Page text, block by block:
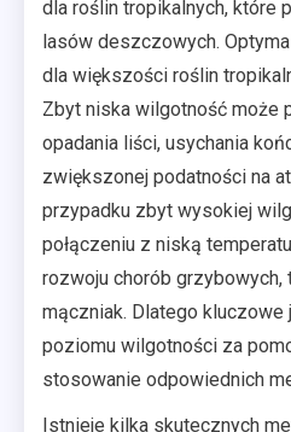
dla roślin tropikalnych, które
lasów deszczowych.
dla większości roślin
Zbyt niska wilgotność może
opadania liści, usychania
zwiększonej podatności na
przypadku zbyt wysokiej
połączeniu z niską
rozwoju chorób grzybowych,
mączniak. Dlatego kluczowe
poziomu wilgotności za
stosowanie odpowiednich
Istnieje kilka skutecznych